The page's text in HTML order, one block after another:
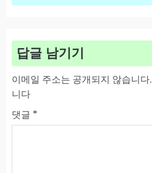
답글 남기기
이메일 주소는 공개되지 않습니다.
니다
댓글 *